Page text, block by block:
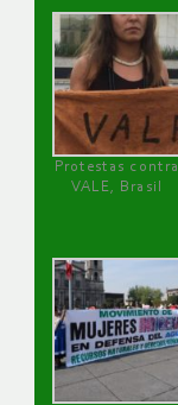
Protestas contra
VALE, Brasil